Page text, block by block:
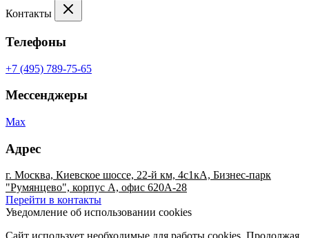
Контакты
Телефоны
+7 (495) 789-75-65
Мессенджеры
Max
Адрес
г. Москва, Киевское шоссе, 22-й км, 4с1кА, Бизнес-парк
"Румянцево", корпус А, офис 620А-28
Перейти в контакты
Уведомление об использовании cookies